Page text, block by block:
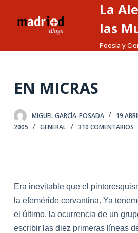
t
o
n
d
o
La
las
Poesía y
EN MICRAS
MIGUEL GARCÍA-POSADA
19
2005
GENERAL 310 COMENTARIOS
Era inevitable que el
la efeméride cervantina. Ya
el último, la ocurrencia de un
escribir las diez primeras líneas